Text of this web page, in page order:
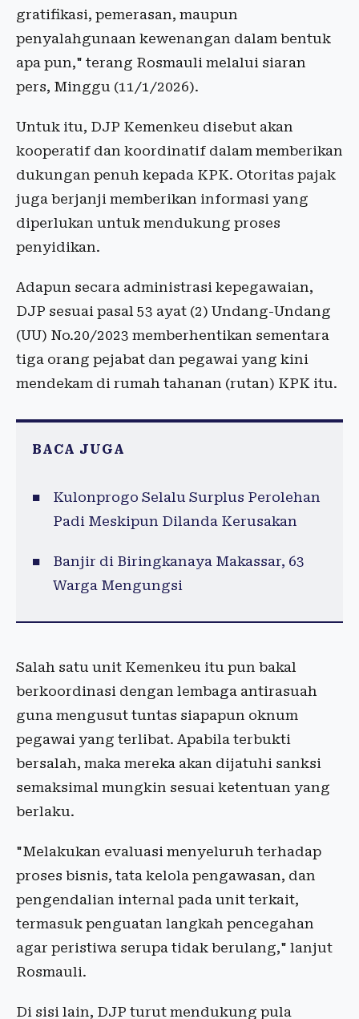
gratifikasi, pemerasan, maupun
penyalahgunaan kewenangan dalam bentuk
apa pun," terang Rosmauli melalui siaran
pers, Minggu (11/1/2026).
Untuk itu, DJP Kemenkeu disebut akan
kooperatif dan koordinatif dalam memberikan
dukungan penuh kepada KPK. Otoritas pajak
juga berjanji memberikan informasi yang
diperlukan untuk mendukung proses
penyidikan.
Adapun secara administrasi kepegawaian,
DJP sesuai pasal 53 ayat (2) Undang-Undang
(UU) No.20/2023 memberhentikan sementara
tiga orang pejabat dan pegawai yang kini
mendekam di rumah tahanan (rutan) KPK itu.
BACA JUGA
Kulonprogo Selalu Surplus Perolehan
Padi Meskipun Dilanda Kerusakan
Banjir di Biringkanaya Makassar, 63
Warga Mengungsi
Salah satu unit Kemenkeu itu pun bakal
berkoordinasi dengan lembaga antirasuah
guna mengusut tuntas siapapun oknum
pegawai yang terlibat. Apabila terbukti
bersalah, maka mereka akan dijatuhi sanksi
semaksimal mungkin sesuai ketentuan yang
berlaku.
"Melakukan evaluasi menyeluruh terhadap
proses bisnis, tata kelola pengawasan, dan
pengendalian internal pada unit terkait,
termasuk penguatan langkah pencegahan
agar peristiwa serupa tidak berulang," lanjut
Rosmauli.
Di sisi lain, DJP turut mendukung pula